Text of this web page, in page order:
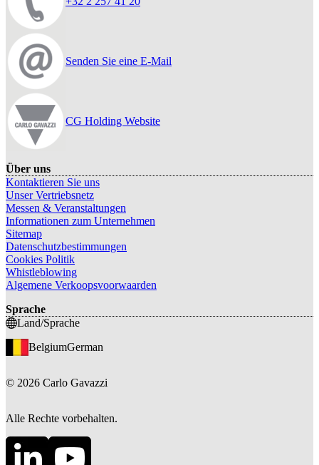
Senden Sie eine E-Mail
CG Holding Website
Über uns
Kontaktieren Sie uns
Unser Vertriebsnetz
Messen & Veranstaltungen
Informationen zum Unternehmen
Sitemap
Datenschutzbestimmungen
Cookies Politik
Whistleblowing
Algemene Verkoopsvoorwaarden
Sprache
Land/Sprache
BelgiumGerman
© 2026 Carlo Gavazzi
Alle Rechte vorbehalten.